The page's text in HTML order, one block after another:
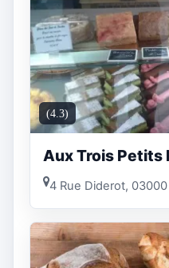
(4.3)
Aux Trois Petits
4 Rue Diderot,